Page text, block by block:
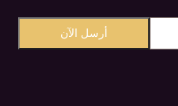
أرسل الآن